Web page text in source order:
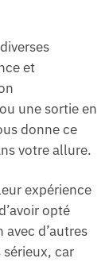
et
une sortie en
donne ce
votre allure.
expérience
opté
d’autres
car